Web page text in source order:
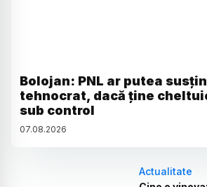
Bolojan: PNL ar putea
tehnocrat, dacă ține
sub control
07.08.2026
Actualitate